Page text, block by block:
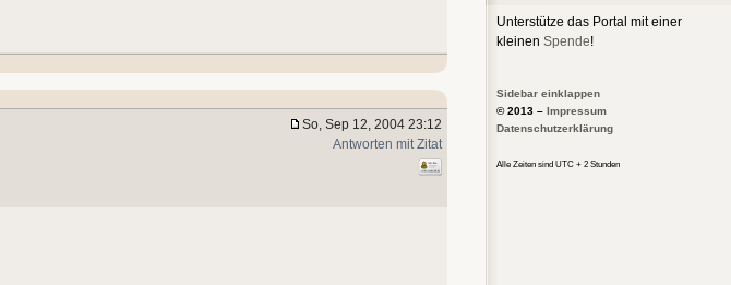
So, Sep 12, 2004 23:12
Antworten mit Zitat
Unterstütze das Portal mit einer
kleinen Spende!
Sidebar einklappen
© 2013 – Impressum
Datenschutzerklärung
Alle Zeiten sind UTC + 2 Stunden